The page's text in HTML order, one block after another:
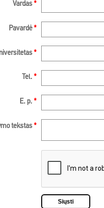
Vardas *
Pavardė *
*
Tel. *
E. p. *
tekstas *